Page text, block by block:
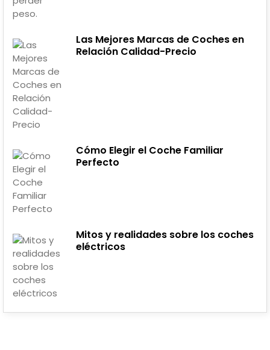
Las Mejores Marcas de Coches en
Relación Calidad-Precio
Cómo Elegir el Coche Familiar
Perfecto
Mitos y realidades sobre los coches
eléctricos